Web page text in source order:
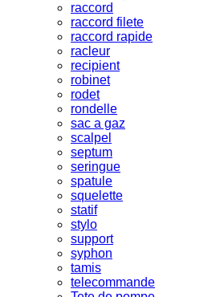
raccord
raccord filete
raccord rapide
racleur
recipient
robinet
rodet
rondelle
sac a gaz
scalpel
septum
seringue
spatule
squelette
statif
stylo
support
syphon
tamis
telecommande